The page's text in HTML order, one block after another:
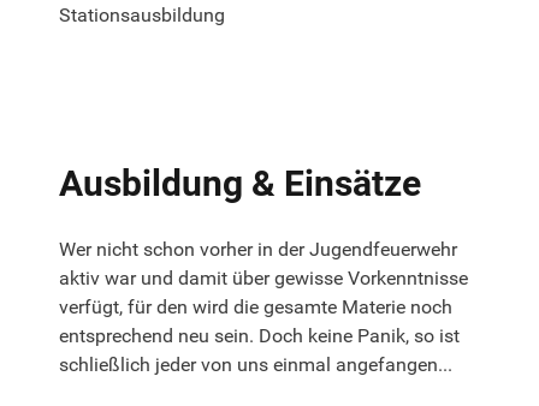
Stationsausbildung
Ausbildung & Einsätze
Wer nicht schon vorher in der Jugendfeuerwehr
aktiv war und damit über gewisse Vorkenntnisse
verfügt, für den wird die gesamte Materie noch
entsprechend neu sein. Doch keine Panik, so ist
schließlich jeder von uns einmal angefangen...